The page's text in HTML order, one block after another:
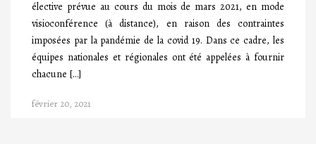
élective prévue au cours du mois de mars 2021, en mode
visioconférence (à distance), en raison des contraintes
imposées par la pandémie de la covid 19. Dans ce cadre, les
équipes nationales et régionales ont été appelées à fournir
chacune […]
février 20, 2021